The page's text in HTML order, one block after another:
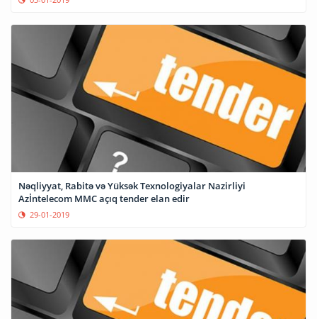
Nəqliyyat, Rabitə və Yüksək Texnologiyalar Nazirliyi
Azİntelecom MMC açıq tender elan edir
29-01-2019